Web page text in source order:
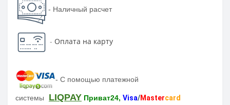
- Наличный расчет
- Оплата на карту
- С помощью платежной
системы LIQPAY Приват24, Visa/Mastercard